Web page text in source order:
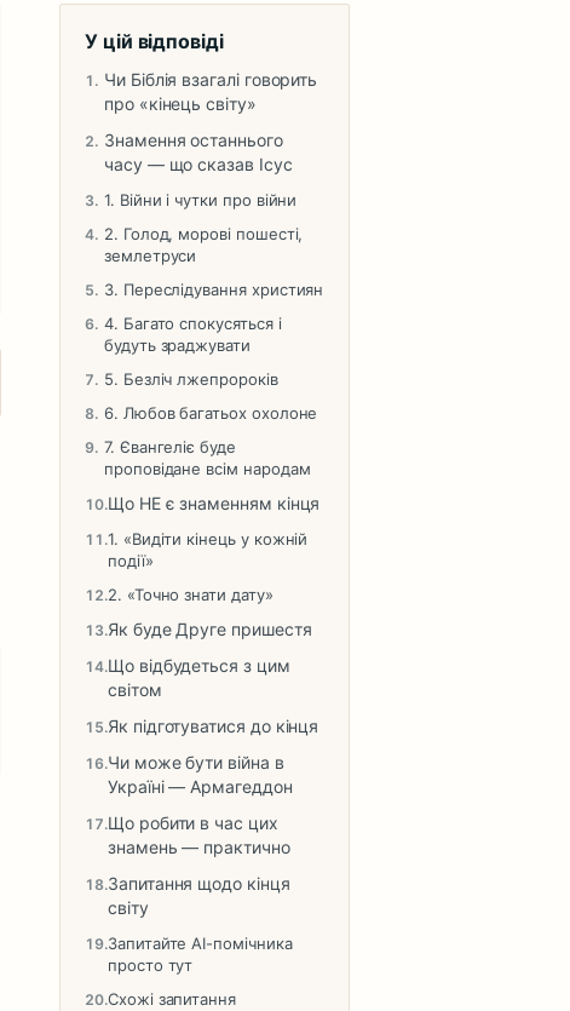
У цій відповіді
Чи Біблія взагалі говорить
про «кінець світу»
Знамення останнього
часу — що сказав Ісус
1. Війни і чутки про війни
2. Голод, морові пошесті,
землетруси
3. Переслідування християн
4. Багато спокусяться і
будуть зраджувати
5. Безліч лжепророків
6. Любов багатьох охолоне
7. Євангеліє буде
проповідане всім народам
Що НЕ є знаменням кінця
1. «Видіти кінець у кожній
події»
2. «Точно знати дату»
Як буде Друге пришестя
Що відбудеться з цим
світом
Як підготуватися до кінця
Чи може бути війна в
Україні — Армагеддон
Що робити в час цих
знамень — практично
Запитання щодо кінця
світу
Запитайте AI-помічника
просто тут
Схожі запитання